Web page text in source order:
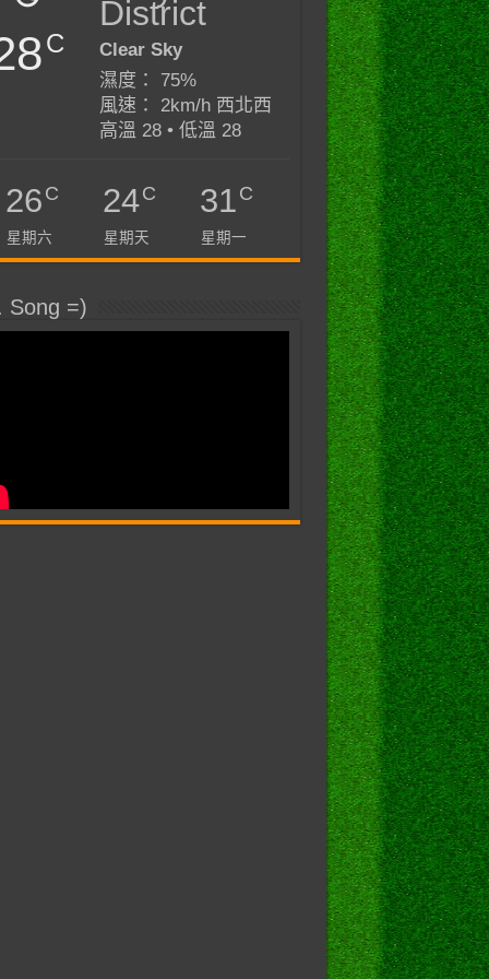
C
District
Clear Sky
濕度： 75%
風速： 2km/h 西北西
高溫 28 • 低溫 28
26C
星期六
24C
星期天
31C
星期一
Song =)